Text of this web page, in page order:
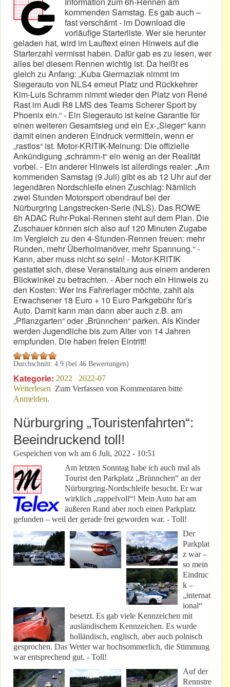
kommenden Samstag. Es gab auch –
fast verschämt - im Download die
vorläufige Starterliste. Wer sie herunter
geladen hat, wird im Lauftext einen Hinweis auf die
Starterzahl vermisst haben. Dafür gab es zu lesen, wer
alles bei diesem Rennen wichtig ist. Da heißt es
gleich zu Anfang: „Kuba Giermaziak nimmt im
Siegerauto von NLS4 erneut Platz und Rückkehrer
Kim-Luis Schramm nimmt wieder den Platz von René
Rast im Audi R8 LMS des Teams Scherer Sport by
Phoenix ein.“ - Ein Siegerauto ist keine Garantie für
einen weiteren Gesamtsieg und ein Ex-„Sieger“ kann
damit einen anderen Eindruck vermitteln, wenn er
„rastlos“ ist. Motor-KRITIK-Meinung: Die offizielle
Ankündigung „schramm-t“ ein wenig an der Realität
vorbei. - Ein anderer Hinweis ist allerdings realer: „Am
kommenden Samstag (9 Juli) gibt es ab 12 Uhr auf der
legendären Nordschleife einen Zuschlag: Nämlich
zwei Stunden Motorsport obendrauf bei der
Nürburgring Langstrecken-Serie (NLS). Das ROWE
6h ADAC Ruhr-Pokal-Rennen steht auf dem Plan. Die
Zuschauer können sich also auf 120 Minuten Zugabe
im Vergleich zu den 4-Stunden-Rennen freuen: mehr
Runden, mehr Überholmanöver, mehr Spannung.“ -
Kann, aber muss nicht so sein! - Motor-KRITIK
gestattet sich, diese Veranstaltung aus einem anderen
Blickwinkel zu betrachten. - Aber noch ein Hinweis zu
den Kosten: Wer ins Fahrerlager möchte, zahlt als
Erwachsener 18 Euro + 10 Euro Parkgebühr für’s
Auto. Damit kann man dann aber auch z.B. am
„Pflanzgarten“ oder „Brünnchen“ parken. Als Kinder
werden Jugendliche bis zum Alter von 14 Jahren
empfunden. Die haben freien Eintritt!
Durchschnitt: 4.9 (bei 46 Bewertungen)
Kategorie: 2022
2022-07
Weiterlesen über VLN war Gestern: Ist NLS 2022 neuzeitlicher
Zum Verfassen von Kommentaren bitte
Anmelden.
Nürburgring „Touristenfahrten“:
Beeindruckend toll!
Gespeichert von wh am 6 Juli, 2022 - 10:51
Am letzten Sonntag habe ich auch mal als
Tourist den Parkplatz „Brünnchen“ an der
Nürburgring-Nordschleife besucht. Er war
wirklich „rappelvoll“! Mein Auto hat am
äußeren Rand aber noch einen Parkplatz
gefunden – weil der gerade frei geworden war. - Toll!
Der
Parkplat
z war –
so mein
Eindruc
k –
„internat
ional“
besetzt. Es gab viele Kennzeichen mit
ausländischem Kennzeichen. Es wurde
holländisch, englisch, aber auch polnisch
gesprochen. Das Wetter war hochsommerlich, die Stimmung
war entsprechend gut. - Toll!
Auf der
Rennstre